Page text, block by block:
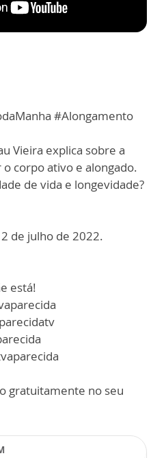
#Alongamento
Vieira explica sobre a
corpo ativo e alongado.
de vida e longevidade?
de julho de 2022.
está!
gratuitamente no seu